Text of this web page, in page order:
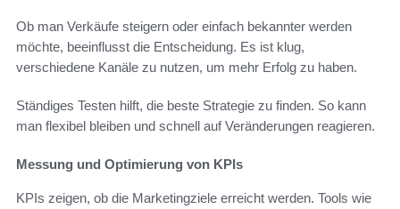
Ob man Verkäufe steigern oder einfach bekannter werden
möchte, beeinflusst die Entscheidung. Es ist klug,
verschiedene Kanäle zu nutzen, um mehr Erfolg zu haben.
Ständiges Testen hilft, die beste Strategie zu finden. So kann
man flexibel bleiben und schnell auf Veränderungen reagieren.
Messung und Optimierung von KPIs
KPIs zeigen, ob die Marketingziele erreicht werden. Tools wie